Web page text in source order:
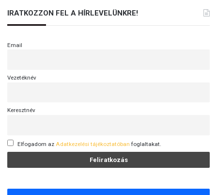
IRATKOZZON FEL A HÍRLEVELÜNKRE!
Email
Vezetéknév
Keresztnév
Elfogadom az Adatkezelési tájékoztatóban foglaltakat.